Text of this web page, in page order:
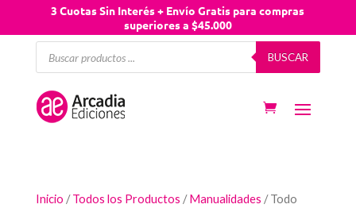
3 Cuotas Sin Interés + Envío Gratis para compras
superiores a $45.000
Búsqueda
productos
BUSCAR
Inicio /Todos los Productos /Manualidades / Todo